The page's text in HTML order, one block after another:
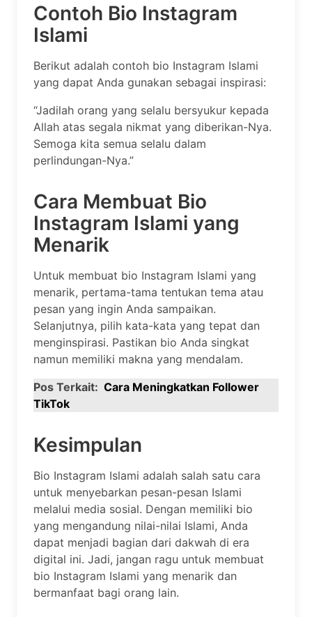
Contoh Bio Instagram
Islami
Berikut adalah contoh bio Instagram Islami
yang dapat Anda gunakan sebagai inspirasi:
“Jadilah orang yang selalu bersyukur kepada
Allah atas segala nikmat yang diberikan-Nya.
Semoga kita semua selalu dalam
perlindungan-Nya.”
Cara Membuat Bio
Instagram Islami yang
Menarik
Untuk membuat bio Instagram Islami yang
menarik, pertama-tama tentukan tema atau
pesan yang ingin Anda sampaikan.
Selanjutnya, pilih kata-kata yang tepat dan
menginspirasi. Pastikan bio Anda singkat
namun memiliki makna yang mendalam.
Pos Terkait: Cara Meningkatkan Follower
TikTok
Kesimpulan
Bio Instagram Islami adalah salah satu cara
untuk menyebarkan pesan-pesan Islami
melalui media sosial. Dengan memiliki bio
yang mengandung nilai-nilai Islami, Anda
dapat menjadi bagian dari dakwah di era
digital ini. Jadi, jangan ragu untuk membuat
bio Instagram Islami yang menarik dan
bermanfaat bagi orang lain.